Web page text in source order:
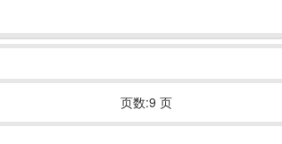
页数:9 页